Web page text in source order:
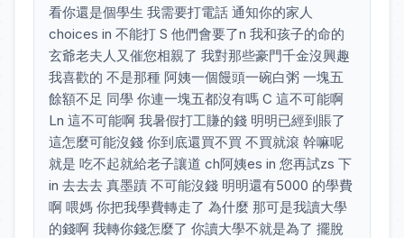
看你還是個學生 我需要打電話 通知你的家人
choices in 不能打 S 他們會要了n 我和孩子的命的
玄爺老夫人又催您相親了 我對那些豪門千金沒興趣
我喜歡的 不是那種 阿姨一個饅頭一碗白粥 一塊五
餘額不足 同學 你連一塊五都沒有嗎 C 這不可能啊
Ln 這不可能啊 我暑假打工賺的錢 明明已經到賬了
這怎麼可能沒錢 你到底還買不買 不買就滾 幹嘛呢
就是 吃不起就給老子讓道 ch阿姨es in 您再試zs 下
in 去去去 真墨蹟 不可能沒錢 明明還有5000 的學費
啊 喂媽 你把我學費轉走了 為什麼 那可是我讀大學
的錢啊 我轉你錢怎麼了 你讀大學不就是為了 擺脫